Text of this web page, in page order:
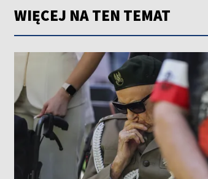
WIĘCEJ NA TEN TEMAT